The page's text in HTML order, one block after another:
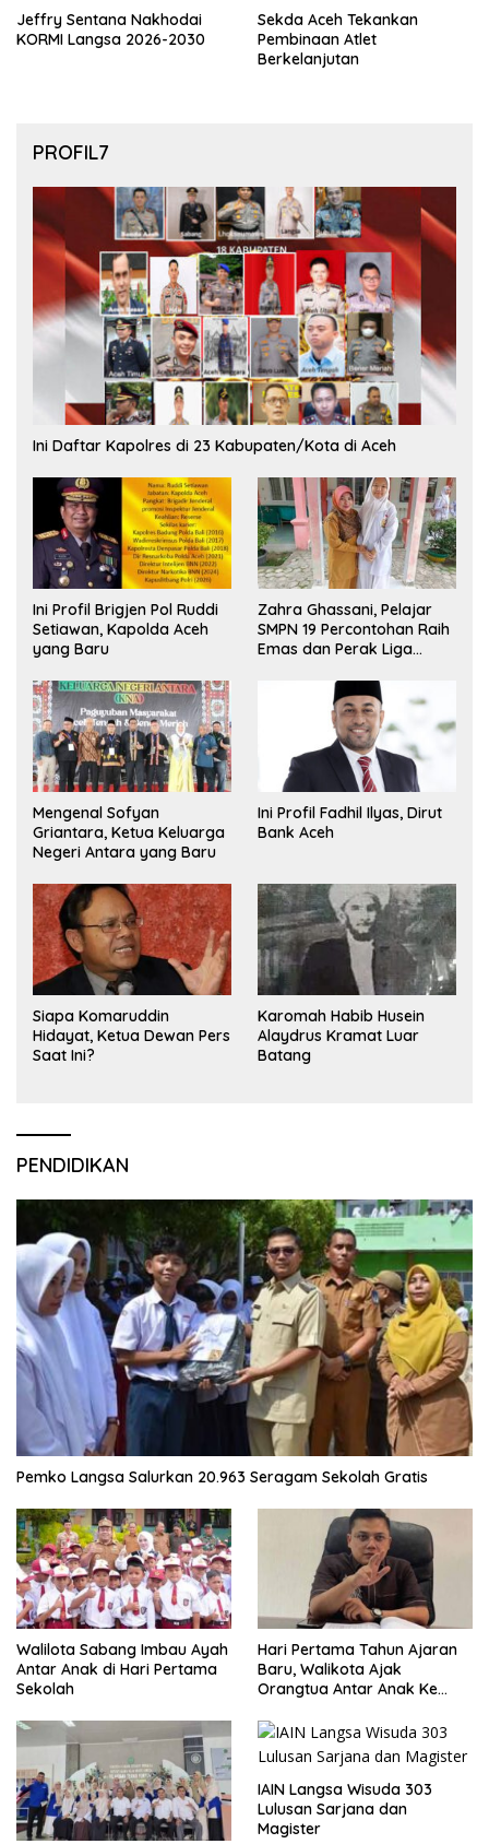
Jeffry Sentana Nakhodai
KORMI Langsa 2026-2030
Sekda Aceh Tekankan
Pembinaan Atlet
Berkelanjutan
PROFIL7
Ini Daftar Kapolres di 23 Kabupaten/Kota di Aceh
Ini Profil Brigjen Pol Ruddi
Setiawan, Kapolda Aceh
yang Baru
Zahra Ghassani, Pelajar
SMPN 19 Percontohan Raih
Emas dan Perak Liga
Mengenal Sofyan
Griantara, Ketua Keluarga
Negeri Antara yang Baru
Ini Profil Fadhil Ilyas, Dirut
Bank Aceh
Siapa Komaruddin
Hidayat, Ketua Dewan Pers
Saat Ini?
Karomah Habib Husein
Alaydrus Kramat Luar
Batang
PENDIDIKAN
Pemko Langsa Salurkan 20.963 Seragam Sekolah Gratis
Walilota Sabang Imbau Ayah
Antar Anak di Hari Pertama
Sekolah
Hari Pertama Tahun Ajaran
Baru, Walikota Ajak
Orangtua Antar Anak Ke
IAIN Langsa Wisuda 303
Lulusan Sarjana dan
Magister